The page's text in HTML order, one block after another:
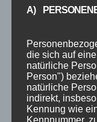
« Ältere
NEUESTE
A)
die sich auf
natürliche
Person")
natürliche
indirekt,
Kennung wie
Kennnummer,